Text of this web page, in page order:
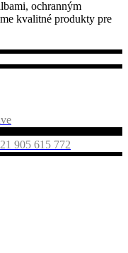
ochranným
kvalitné produkty pre
905 615 772